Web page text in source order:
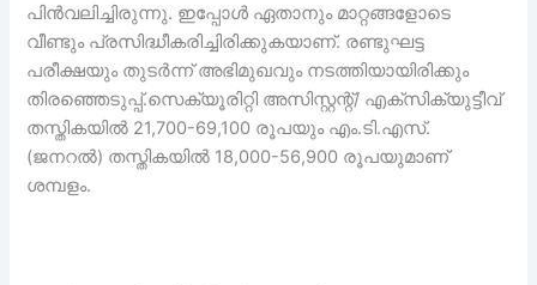
പിൻവലിച്ചിരുന്നു. ഇപ്പോൾ ഏതാനും മാറ്റങ്ങളോടെ
വീണ്ടും പ്രസിദ്ധീകരിച്ചിരിക്കുകയാണ്. രണ്ടുഘട്ട
പരീക്ഷയും തുടർന്ന് അഭിമുഖവും നടത്തിയായിരിക്കും
തിരഞ്ഞെടുപ്പ്.സെക്യൂരിറ്റി അസിസ്റ്റന്റ്/ എക്സിക്യുട്ടീവ്
തസ്തികയിൽ 21,700-69,100 രൂപയും എം.ടി.എസ്.
(ജനറൽ) തസ്തികയിൽ 18,000-56,900 രൂപയുമാണ്
ശമ്പളം.